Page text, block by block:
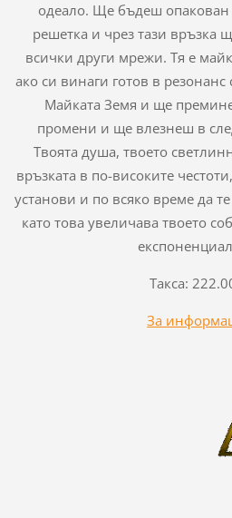
одеало. Ще бъдеш
решетка и чрез тази връзка
всички други мрежи. Тя е
ако си винаги готов в резонанс
Майката Земя и ще
промени и ще влезнеш в
Твоята душа, твоето
връзката в по-високите
установи и по всяко време да
като това увеличава твоето
Такса:
За